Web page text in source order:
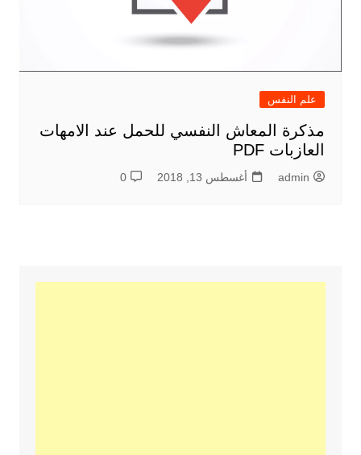
علم النفس
مذكرة المعاش النفسي للحمل عند الامهات
العازبات PDF
admin أغسطس 13, 2018 0